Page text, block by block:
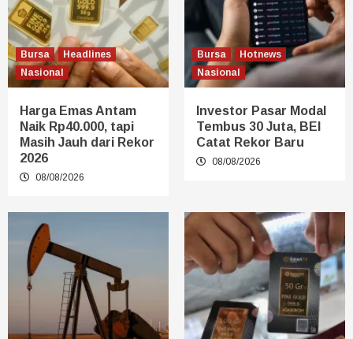
Bursa
Headlines
Nasional
Harga Emas Antam
Naik Rp40.000, tapi
Masih Jauh dari Rekor
2026
08/08/2026
Bursa
Hotnews
Nasional
Investor Pasar Modal
Tembus 30 Juta, BEI
Catat Rekor Baru
08/08/2026